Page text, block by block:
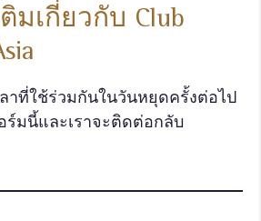
มเกี่ยวกับ Club
าที่ใช้ร่วมกันในวันหยุดครั้งต่อไป
มนี้และเราจะติดต่อกลับ